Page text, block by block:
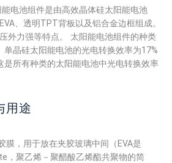
电池组件是由高效晶体硅太阳能电池
、透明TPT背板以及铝合金边框组成。
外力强等特点。 太阳能电池组件的种类
晶硅太阳能电池的光电转换效率为17%
是所有种类的太阳能电池中光电转换效率
用途
膜，用于放在夹胶玻璃中间（EVA是
，聚乙烯－聚醋酸乙烯酯共聚物的简